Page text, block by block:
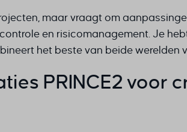
maar vraagt om
en risicomanagement. Je
het beste van beide werelden
PRINCE2 voor